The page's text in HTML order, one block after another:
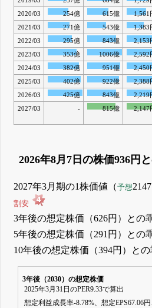
2020/03
254億 615億 1,561
2021/03
271億 543億 1,383
2022/03
295億 843億 2,153
2023/03
353億 1006億 2,592
2024/03
382億 951億 2,450
2025/03
402億 922億 2,388
2026/03
425億 843億 2,219
2027/03
- 815億 2,147
2026年8月7日の株価936円
2027年3月期の1株価値（予想
割安
3年後の想定株価（626円）との
5年後の想定株価（291円）との
10年後の想定株価（394円）と
3年後（2030）の想定株価
2025年3月31日のPER9.33で算出
想定利益成長率-8.78%、想定EPS67.06